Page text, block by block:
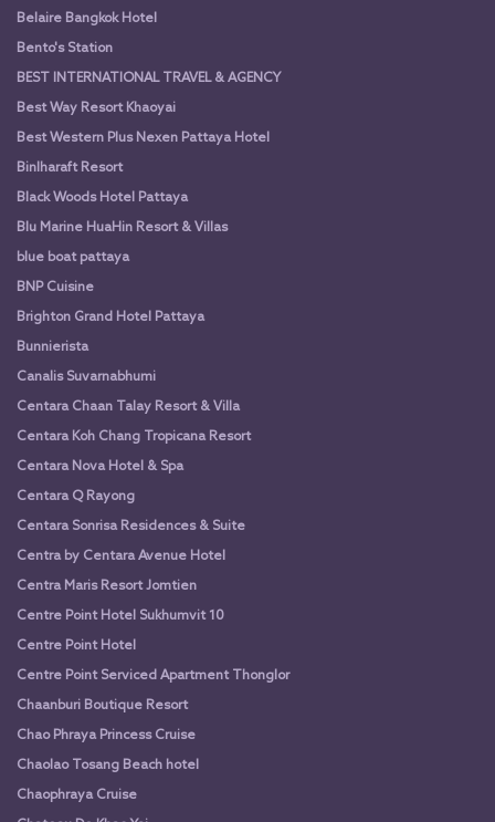
Belaire Bangkok Hotel
Bento's Station
BEST INTERNATIONAL TRAVEL & AGENCY
Best Way Resort Khaoyai
Best Western Plus Nexen Pattaya Hotel
Binlharaft Resort
Black Woods Hotel Pattaya
Blu Marine HuaHin Resort & Villas
blue boat pattaya
BNP Cuisine
Brighton Grand Hotel Pattaya
Bunnierista
Canalis Suvarnabhumi
Centara Chaan Talay Resort & Villa
Centara Koh Chang Tropicana Resort
Centara Nova Hotel & Spa
Centara Q Rayong
Centara Sonrisa Residences & Suite
Centra by Centara Avenue Hotel
Centra Maris Resort Jomtien
Centre Point Hotel Sukhumvit 10
Centre Point Hotel
Centre Point Serviced Apartment Thonglor
Chaanburi Boutique Resort
Chao Phraya Princess Cruise
Chaolao Tosang Beach hotel
Chaophraya Cruise